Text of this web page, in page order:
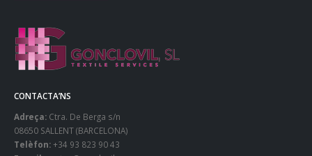
CONTACTA’NS
Adreça: Ctra. De Berga s/n
08650 SALLENT (BARCELONA)
Telèfon:+34 93 823 90 43